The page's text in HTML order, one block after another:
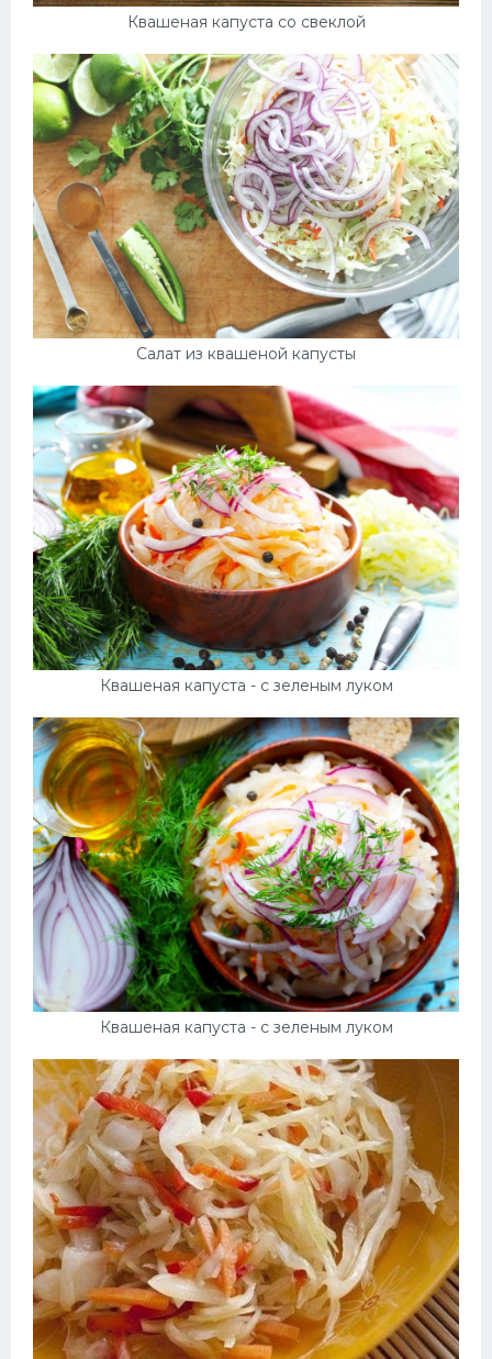
Квашеная капуста со свеклой
Салат из квашеной капусты
Квашеная капуста - с зеленым луком
Квашеная капуста - с зеленым луком